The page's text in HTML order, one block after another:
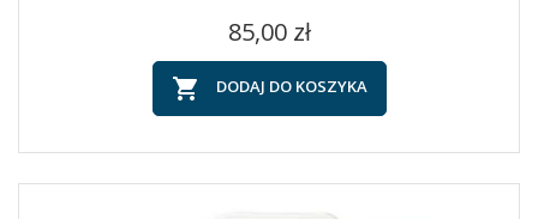
Cena
85,00 zł
 DODAJ DO KOSZYKA